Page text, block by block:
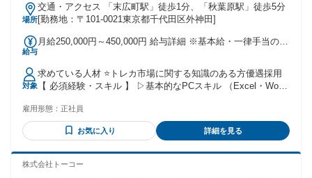
場所
交通・アクセス 「末広町駅」徒歩1分、「秋葉原駅」徒歩5分
[勤務地：〒101-0021東京都千代田区外神田]
給与
月給250,000円～450,000円 給与詳細 ※基本給・一律手当の総
手当】 全員に一律で支払われる通勤・皆勤・家族手当金額：
なし 全員に一律で支払われるその他手当金額：あり 1ヶ月あ
たり1万円 〜 2万円 ■給与に含まれる一律手当の内訳 住宅手
当…月1万円～2万円 ■その他 ＊残業手当別途支給 ＊交通費支
定有） 月給27万円〜37万円 ☆前職給与やスキルを考慮し、優
遇します
対象
求めている人材 ⭐トレカ市場に関する知識のある方優遇採用
【 必須経験・スキル 】 ▷基本的なPCスキル （Excel・Word
【 いずれかに当てはまると尚良い 】 ★トレカショップ勤務
経験者 ★トレーディングカードの 買取査定経験がある方 ★
トレーディングカードに関する 知識のある方
━━━━━━━━╯ ◎トレカ買取の実務経験がある方 ◎相場
雇用形態： 正社員
お気に入り 詳細を見る
株式会社トーコー